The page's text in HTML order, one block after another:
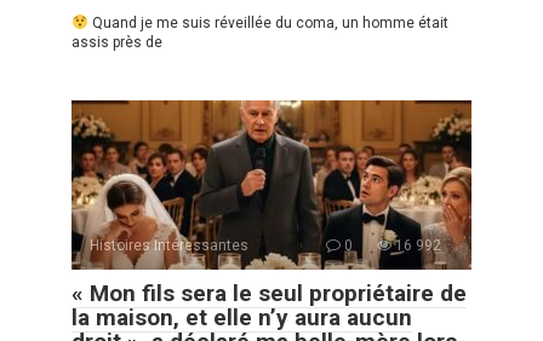
Quand je me suis réveillée du coma, un homme était
assis près de
Histoires Intéressantes 0 16 992
« Mon fils sera le seul propriétaire de
la maison, et elle n’y aura aucun